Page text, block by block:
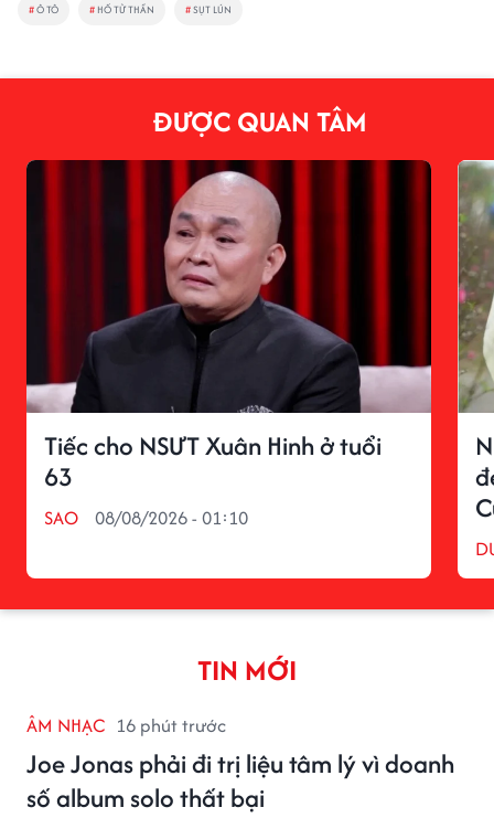
#Ô TÔ # HỐ TỬ THẦN #SỤT LÚN
ĐƯỢC QUAN TÂM
Tiếc cho NSƯT Xuân Hinh ở tuổi
63
SAO 08/08/2026 - 01:10
TIN MỚI
ÂM NHẠC 16 phút trước
Joe Jonas phải đi trị liệu tâm lý vì doanh
số album solo thất bại